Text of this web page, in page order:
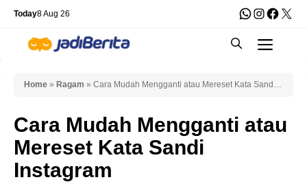
Skip
content
Today8 Aug 26 WhatsApp
X
Home » Ragam » Cara Mudah Mengganti atau Mereset Kata Sandi
Cara Mudah Mengganti atau
Mereset Kata Sandi
Instagram